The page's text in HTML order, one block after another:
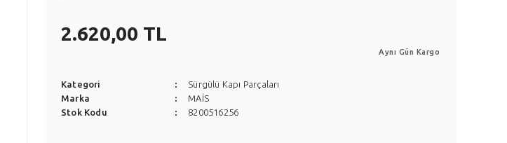
2.620,00 TL
Aynı Gün Kargo
Kategori
Sürgülü Kapı Parçaları
Marka
MAİS
Stok Kodu
8200516256